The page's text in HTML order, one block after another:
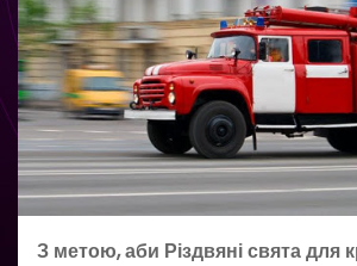
З метою, аби Різдвяні свята для